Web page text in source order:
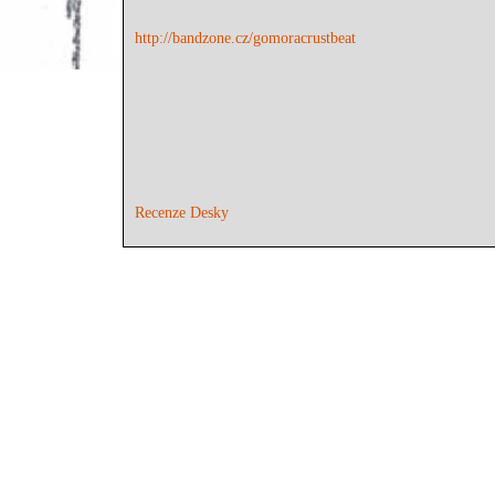
http://bandzone.cz/gomoracrustbeat
Recenze Desky